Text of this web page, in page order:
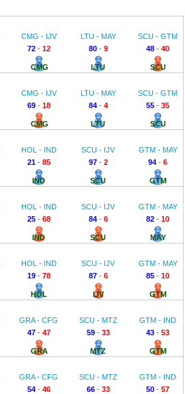
CMG - IJV
72- 12
CMG
LTU - MAY
80- 9
LTU
SCU - GTM
48 - 40
SCU
CMG - IJV
69- 18
CMG
LTU - MAY
84- 4
LTU
SCU - GTM
55 - 35
SCU
HOL - IND
21- 85
IND
SCU - IJV
97- 2
SCU
GTM - MAY
94 - 6
GTM
HOL - IND
25- 68
IND
SCU - IJV
84- 6
SCU
GTM - MAY
82 - 10
MAY
HOL - IND
19- 78
HOL
SCU - IJV
87- 6
IJV
GTM - MAY
85 - 10
GTM
GRA - CFG
47- 47
GRA
SCU - MTZ
59- 33
MTZ
GTM - IND
43 - 53
GTM
GRA - CFG
54- 46
SCU - MTZ
66- 33
GTM - IND
50 - 57